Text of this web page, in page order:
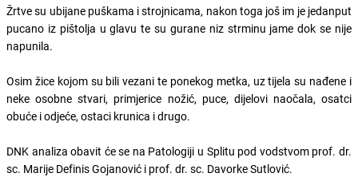
Žrtve su ubijane puškama i strojnicama, nakon toga još im je jedanput
pucano iz pištolja u glavu te su gurane niz strminu jame dok se nije
napunila.
Osim žice kojom su bili vezani te ponekog metka, uz tijela su nađene i
neke osobne stvari, primjerice nožić, puce, dijelovi naočala, osatci
obuće i odjeće, ostaci krunica i drugo.
DNK analiza obavit će se na Patologiji u Splitu pod vodstvom prof. dr.
sc. Marije Definis Gojanović i prof. dr. sc. Davorke Sutlović.